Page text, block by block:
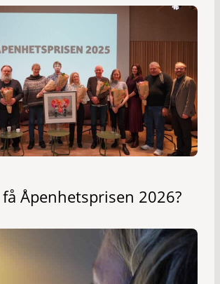
Åpenhetsprisen 2026?